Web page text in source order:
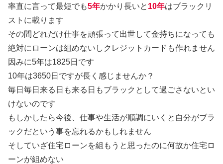
率直に言って最短でも5年かかり長いと 10年はブラックリ
ストに載ります
その間どれだけ仕事を頑張って出世して金持ちになっても
絶対にローンは組めないしクレジットカードも作れません
因みに5年は1825日です
10年は3650日ですが長く感じませんか？
毎日毎日来る日も来る日もブラックとして過ごさないとい
けないのです
もしかしたら今後、仕事や生活が順調にいくと自分がブラ
ックだという事を忘れるかもしれません
そしていざ住宅ローンを組もうと思ったのに何故か住宅ロ
ーンが組めない